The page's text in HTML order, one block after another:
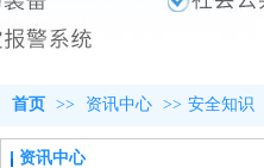
首页 >> 资讯中心 >> 安全知识
资讯中心